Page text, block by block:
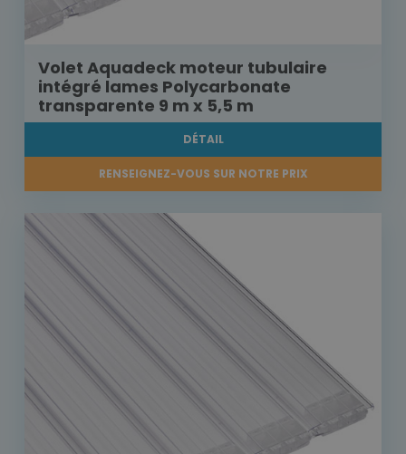
Volet Aquadeck moteur tubulaire
intégré lames Polycarbonate
transparente 9 m x 5,5 m
DÉTAIL
RENSEIGNEZ-VOUS SUR NOTRE PRIX